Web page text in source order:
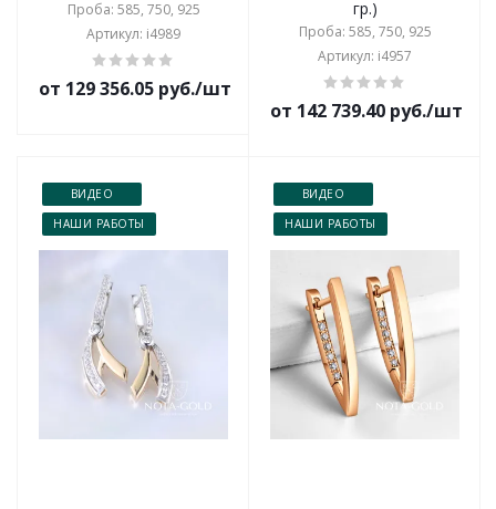
Проба: 585, 750, 925
Артикул: i4989
от 129 356.05 руб./шт
гр.)
Проба: 585, 750, 925
Артикул: i4957
от 142 739.40 руб./шт
ВИДЕО
НАШИ РАБОТЫ
ВИДЕО
НАШИ РАБОТЫ